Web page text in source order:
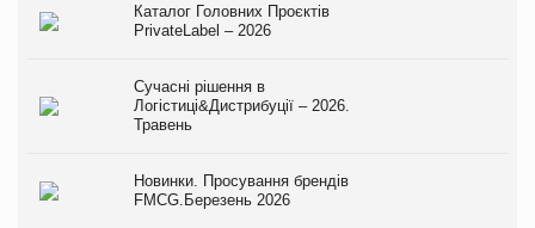
Каталог Головних Проєктів
PrivateLabel – 2026
Сучасні рішення в
Логістиці&Дистрибуції – 2026.
Травень
Новинки. Просування брендів
FMCG.Березень 2026